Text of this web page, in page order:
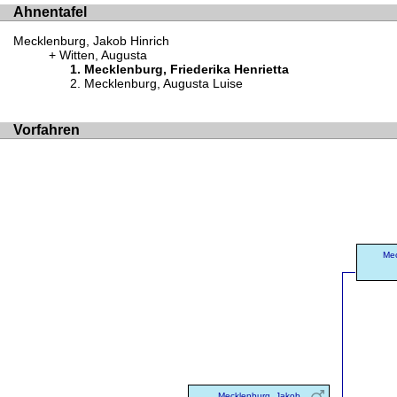
Ahnentafel
Mecklenburg, Jakob Hinrich
Witten, Augusta
Mecklenburg, Friederika Henrietta
Mecklenburg, Augusta Luise
Vorfahren